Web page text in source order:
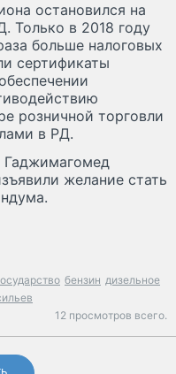
остановился на
Только в 2018 году
больше налоговых
сертификаты
розничной торговли
в РД.
Гаджимагомед
желание стать
бензин дизельное
12 просмотров всего.